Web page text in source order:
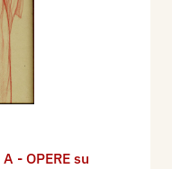
A - OPERE su